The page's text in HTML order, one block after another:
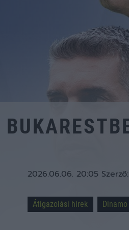
2026.06.06. 20:05 Szerző:
Átigazolási hírek